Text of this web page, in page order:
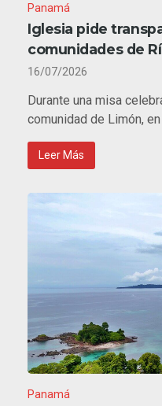
Panamá
Iglesia pide
comunidades de
16/07/2026
Durante una misa
comunidad de Limón,
Leer Más
Panamá